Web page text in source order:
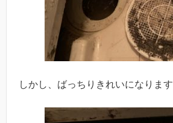
しかし、ばっちりきれいになります